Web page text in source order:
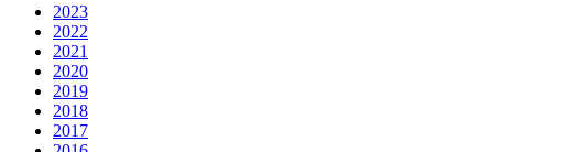
2023
2022
2021
2020
2019
2018
2017